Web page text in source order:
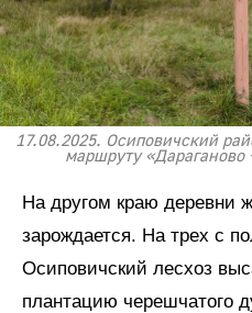
17.08.2025. Осиповичский
маршруту
На другом краю деревни
зарождается. На трех с
Осиповичский лесхоз
плантацию черешчатого